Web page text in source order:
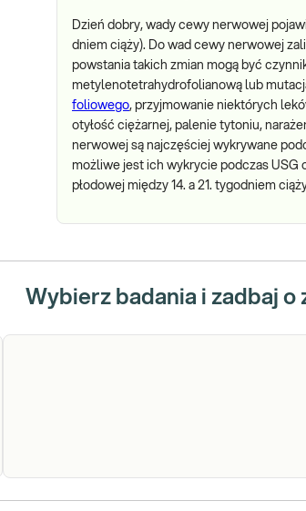
Dzień dobry, wady cewy nerwowej
dniem ciąży). Do wad cewy nerwowej
powstania takich zmian mogą być
metylenotetrahydrofolianową lub
foliowego, przyjmowanie niektórych
otyłość ciężarnej, palenie tytoniu,
nerwowej są najczęściej wykrywane
możliwe jest ich wykrycie podczas USG
płodowej między 14. a 21. tygodniem
Wybierz badania i zadbaj o
Kwas foliowy
Diagnostyka i leczenie